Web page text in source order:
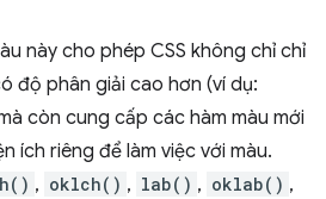
này cho phép CSS không chỉ chỉ
độ phân giải cao hơn (ví dụ:
còn cung cấp các hàm màu mới
ích riêng để làm việc với màu.
, oklch() , lab() , oklab() ,